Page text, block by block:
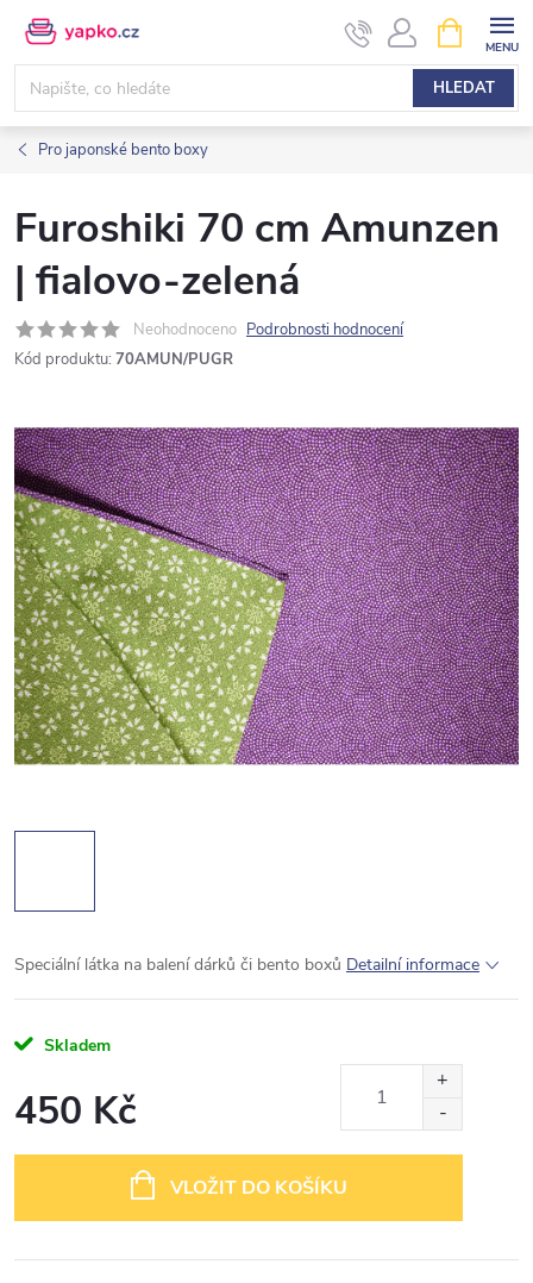
Přejít
obsah
HLEDAT
NÁKUPNÍ
KOŠÍK
Pro japonské bento boxy
Furoshiki 70 cm Amunzen
| fialovo-zelená
Neohodnoceno Podrobnosti hodnocení
Kód produktu: 70AMUN/PUGR
Speciální látka na balení dárků či bento boxů Detailní informace
Skladem
450 Kč
VLOŽIT DO KOŠÍKU